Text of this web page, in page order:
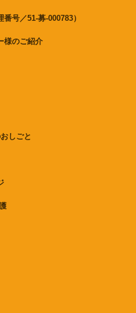
号／51-募-000783）
様のご紹介
しごと